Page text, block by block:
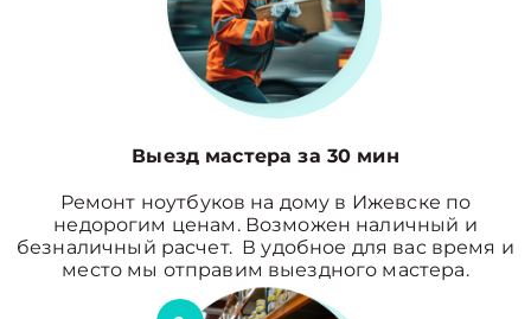
Выезд мастера за 30 мин
Ремонт ноутбуков на дому в Ижевске по
недорогим ценам. Возможен наличный и
безналичный расчет. В удобное для вас время и
место мы отправим выездного мастера.